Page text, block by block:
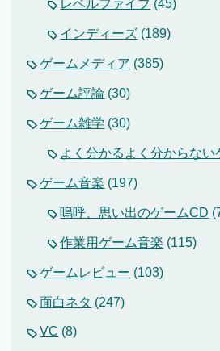
レベルファイブ (45)
インディーズ (189)
ゲームメディア (385)
ゲーム評論 (30)
ゲーム雑学 (30)
よく分かるよく分からない
ゲーム音楽 (197)
嗚呼、思い出のゲームCD
作業用ゲーム音楽 (115)
ゲームレビュー (103)
面白ネタ (247)
VC (8)